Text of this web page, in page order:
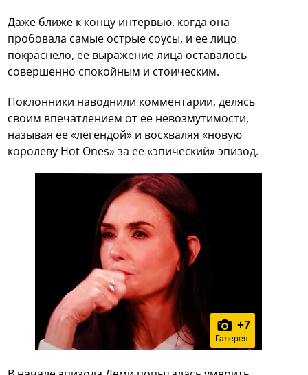
Даже ближе к концу интервью, когда она
пробовала самые острые соусы, и ее лицо
покраснело, ее выражение лица оставалось
совершенно спокойным и стоическим.
Поклонники наводнили комментарии, делясь
своим впечатлением от ее невозмутимости,
называя ее «легендой» и восхваляя «новую
королеву Hot Ones» за ее «эпический» эпизод.
+7
Галерея